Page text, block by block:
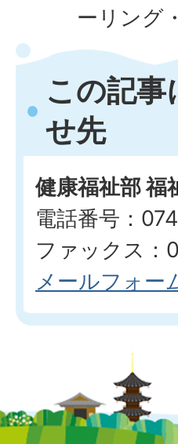
ーリング
この記
せ先
健康福祉部 福
電話番号：
ファックス
メールフォー